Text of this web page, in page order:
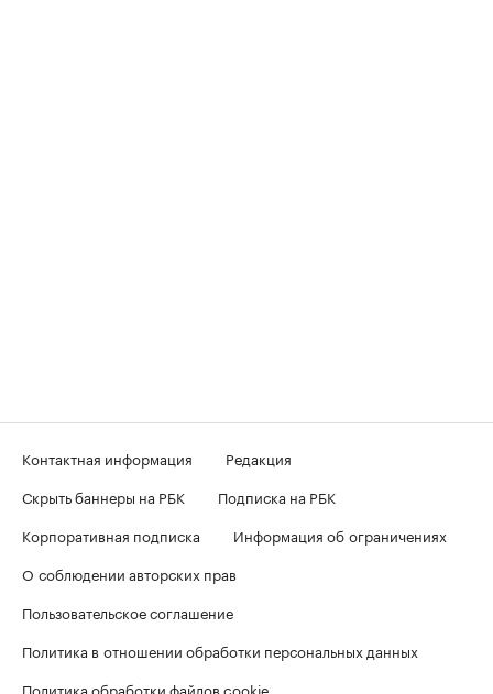
Контактная информация
Редакция
Скрыть баннеры на РБК
Подписка на РБК
Корпоративная подписка
Информация об ограничениях
О соблюдении авторских прав
Пользовательское соглашение
Политика в отношении обработки персональных данных
Политика обработки файлов cookie